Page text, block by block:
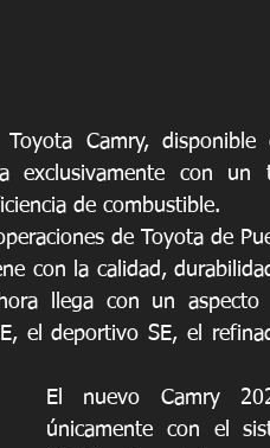
Camry, disponible
exclusivamente con un
de combustible.
de Toyota de
con la calidad,
llega con un aspecto
el deportivo SE, el
El nuevo Camry
únicamente con el